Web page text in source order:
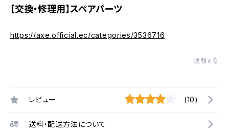
【交換・修理用】スペアパーツ
https://axe.official.ec/categories/3536716
通報する
レビュー (10)
送料・配送方法について